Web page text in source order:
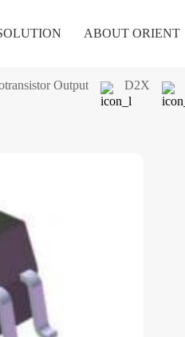
ABOUT ORIENT
Output D2X